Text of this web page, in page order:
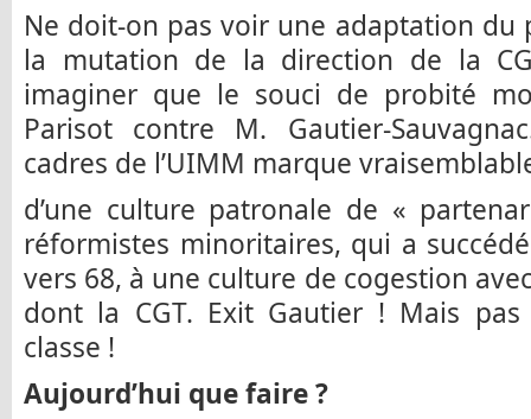
Ne doit-on pas voir une adaptation
la mutation de la direction de la
imaginer que le souci de probité
Parisot contre M. Gautier-
cadres de l’UIMM marque
d’une culture patronale de «
réformistes minoritaires, qui a
vers 68, à une culture de cogestion
dont la CGT. Exit Gautier ! Mais
classe !
Aujourd’hui que faire ?